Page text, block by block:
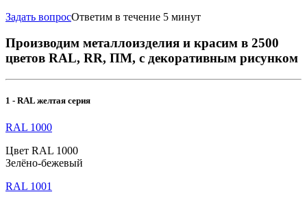
Задать вопросОтветим в течение 5 минут
Производим металлоизделия и красим в 2500
цветов RAL, RR, ПМ, с декоративным рисунком
1 - RAL желтая серия
RAL 1000
Цвет RAL 1000
Зелёно-бежевый
RAL 1001